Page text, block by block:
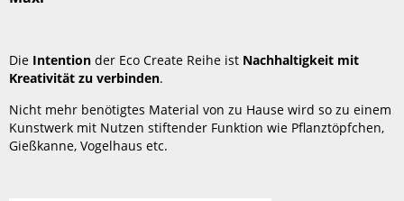
die
Sets
dabei
Die Intentionder Eco Create Reihe ist Nachhaltigkeit mit
Kreativität zu verbinden.
Nicht mehr benötigtes Material von zu Hause wird so zu einem
Kunstwerk mit Nutzen stiftender Funktion wie Pflanztöpfchen,
Gießkanne, Vogelhaus etc.